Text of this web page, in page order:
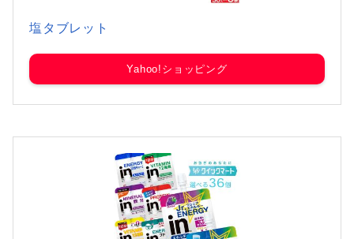
塩タブレット
Yahoo!ショッピング